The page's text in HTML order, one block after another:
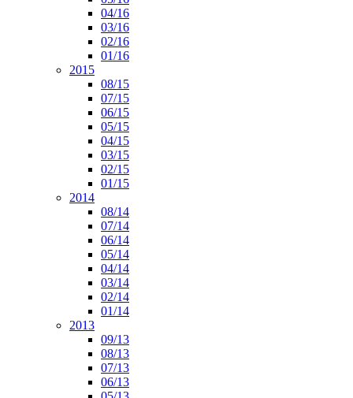
04/16
03/16
02/16
01/16
2015
08/15
07/15
06/15
05/15
04/15
03/15
02/15
01/15
2014
08/14
07/14
06/14
05/14
04/14
03/14
02/14
01/14
2013
09/13
08/13
07/13
06/13